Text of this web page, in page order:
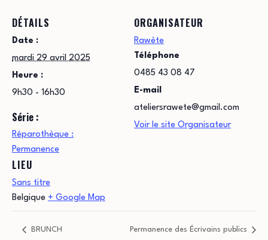
DÉTAILS
Date :
mardi 29 avril 2025
Heure :
9h30 - 16h30
Série :
Réparothèque :
Permanence
LIEU
Sans titre
Belgique + Google Map
ORGANISATEUR
Rawète
Téléphone
0485 43 08 47
E-mail
ateliersrawete@gmail.com
Voir le site Organisateur
BRUNCH Permanence des Écrivains publics